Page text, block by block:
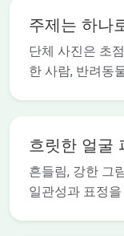
주제는 하나
단체 사진은 초
한 사람, 반려동
흐릿한 얼굴
흔들림, 강한 그
일관성과 표정